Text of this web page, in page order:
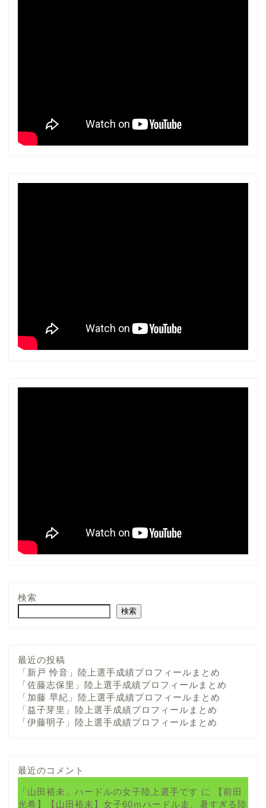
検索
検索
最近の投稿
「新戸 怜音」陸上選手成績プロフィールまとめ
「佐藤志保里」陸上選手成績プロフィールまとめ
「加藤 早紀」陸上選手成績プロフィールまとめ
「益子芽里」陸上選手成績プロフィールまとめ
「伊藤明子」陸上選手成績プロフィールまとめ
最近のコメント
「山田裕未」ハードルの女子陸上選手です に
【前田
光希】【山田裕未】女子60ｍハードル走、暑すぎる陸